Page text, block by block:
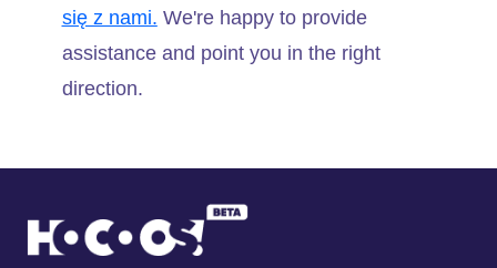
się z nami. We're happy to provide
assistance and point you in the right
direction.